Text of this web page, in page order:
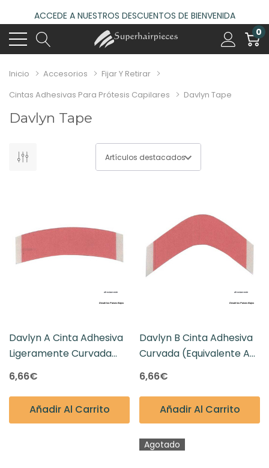
ACCEDE A NUESTROS DESCUENTOS DE BIENVENIDA
4.6
(485 reseñas)
VISITA NUESTRO NUEVO SALÓN EN MADRID
0
Inicio Accesorios
Fijar Y Retirar
Cintas Adhesivas Para Prótesis Capilares
Davlyn Tape
Davlyn Tape
Davlyn A Cinta Adhesiva
Ligeramente Curvada
Red Liner Transparente
36 Unidades
6,66€
Añadir Al Carrito
Davlyn B Cinta Adhesiva
Curvada (equivalente A
Transparente 36
Unidades
6,66€
Añadir Al Carrito
Agotado